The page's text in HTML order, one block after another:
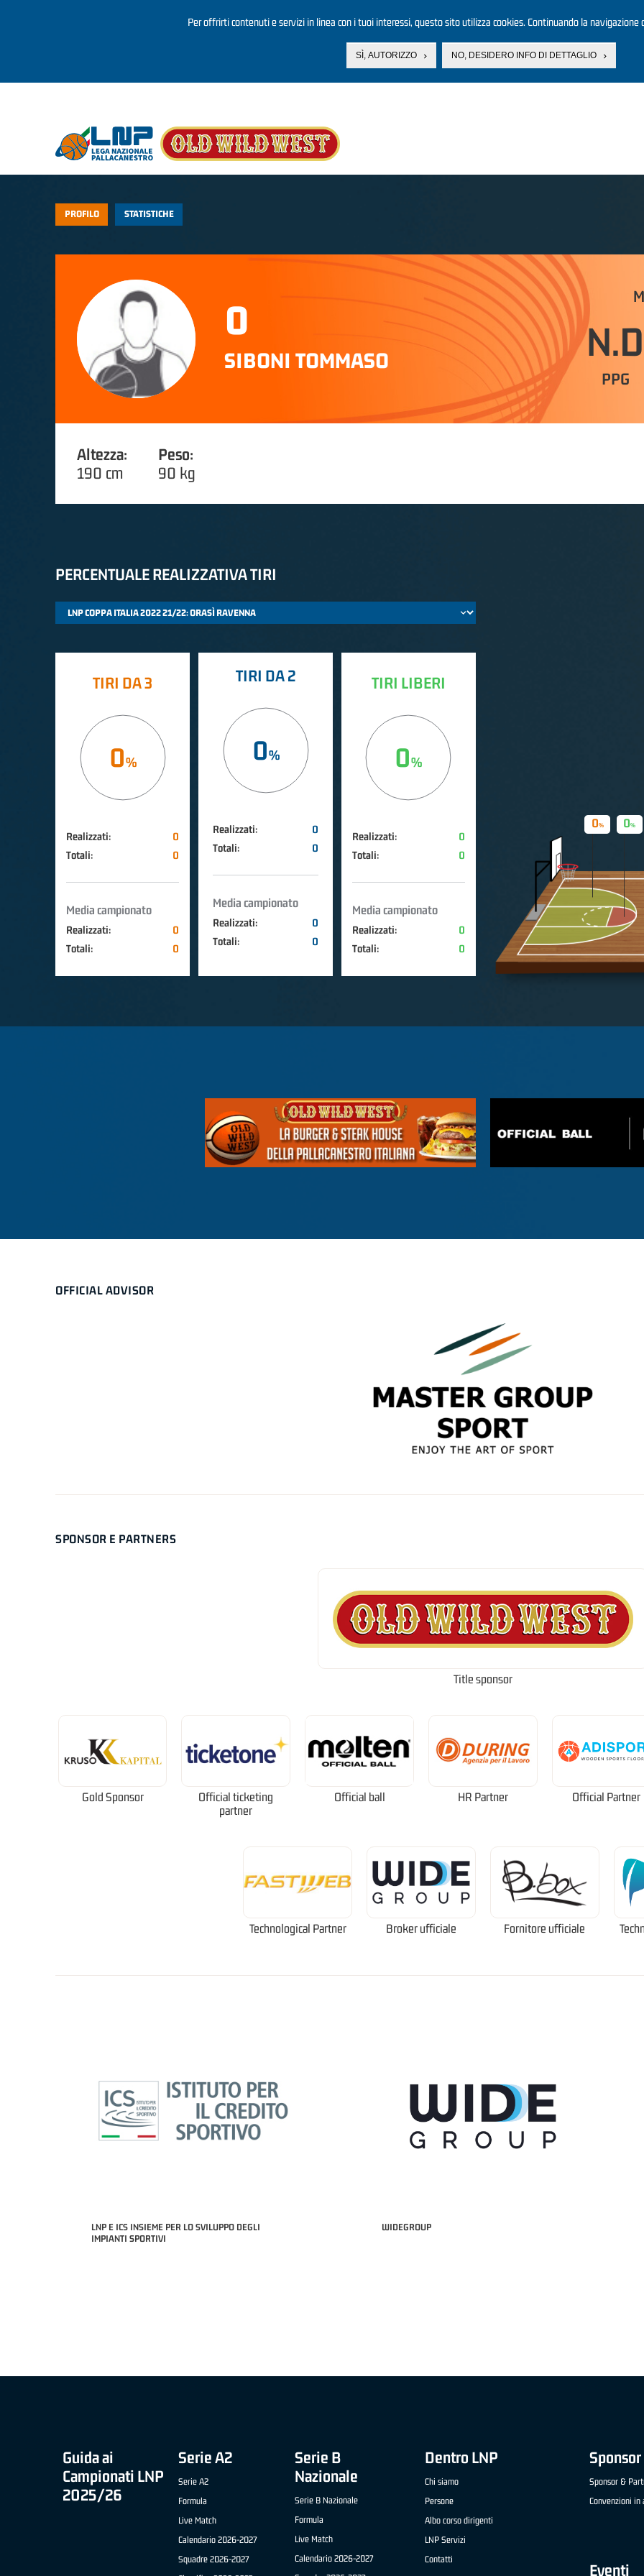
Per offrirti contenuti e servizi in linea con i tuoi interessi, questo sito utilizza cookies. Continuando la navigazione
SÌ, AUTORIZZO NO, DESIDERO INFO DI DETTAGLIO
PROFILO STATISTICHE
0
SIBONI TOMMASO N.D
PPG
Altezza:
190 cm
Peso:
90 kg
PERCENTUALE REALIZZATIVA TIRI
TIRI DA 3
0
Realizzati:
0
Totali:
0
Media campionato
Realizzati:
0
Totali:
0
TIRI DA 2
0
Realizzati:
0
Totali:
0
Media campionato
Realizzati:
0
Totali:
0
TIRI LIBERI
0
Realizzati:
0
Totali:
0
Media campionato
Realizzati:
0
Totali:
0
0
0
OFFICIAL ADVISOR
SPONSOR E PARTNERS
Title sponsor
Gold Sponsor
Official ticketing
partner
Official ball HR Partner Official Partner
Technological Partner Broker ufficiale Fornitore ufficiale
LNP E ICS INSIEME PER LO SVILUPPO DEGLI
IMPIANTI SPORTIVI
WIDEGROUP
Guida ai
Campionati LNP
2025/26
Serie A2
Serie A2
Formula
Live Match
Calendario 2026-2027
Squadre 2026-2027
Serie B
Nazionale
Serie B Nazionale
Formula
Live Match
Calendario 2026-2027
Dentro LNP
Chi siamo
Persone
Albo corso dirigenti
LNP Servizi
Contatti
Sponsor &
Convenzioni in
Eventi